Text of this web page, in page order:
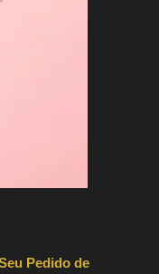
Pedido de